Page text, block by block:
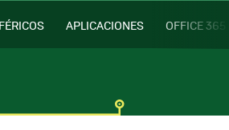
APLICACIONES OFFICE 365